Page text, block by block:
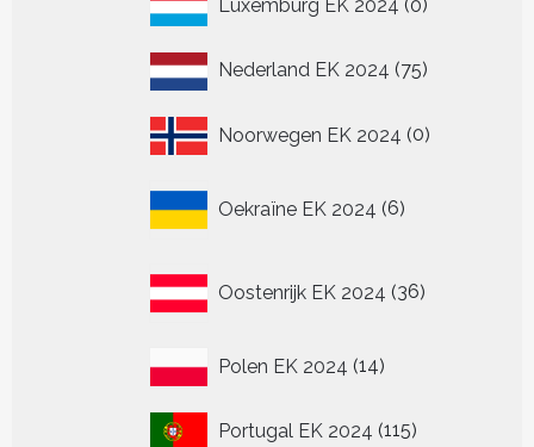
Luxemburg EK 2024 0
Nederland EK 2024 7575
Noorwegen EK 2024 00
Oekraïne EK 2024 6
producten
Oostenrijk EK 2024 36
producten
Polen EK 2024 1414
Portugal EK 2024 115115